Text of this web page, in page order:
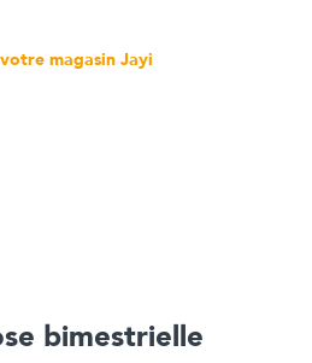
magasin Jayi
bimestrielle